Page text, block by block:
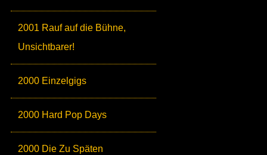
2001 Rauf auf die Bühne,
Unsichtbarer!
2000 Einzelgigs
2000 Hard Pop Days
2000 Die Zu Späten